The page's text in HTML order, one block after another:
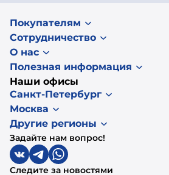
Покупателям
Сотрудничество
О нас
Полезная информация
Наши офисы
Санкт-Петербург
Москва
Другие регионы
Задайте нам вопрос!
Следите за новостями